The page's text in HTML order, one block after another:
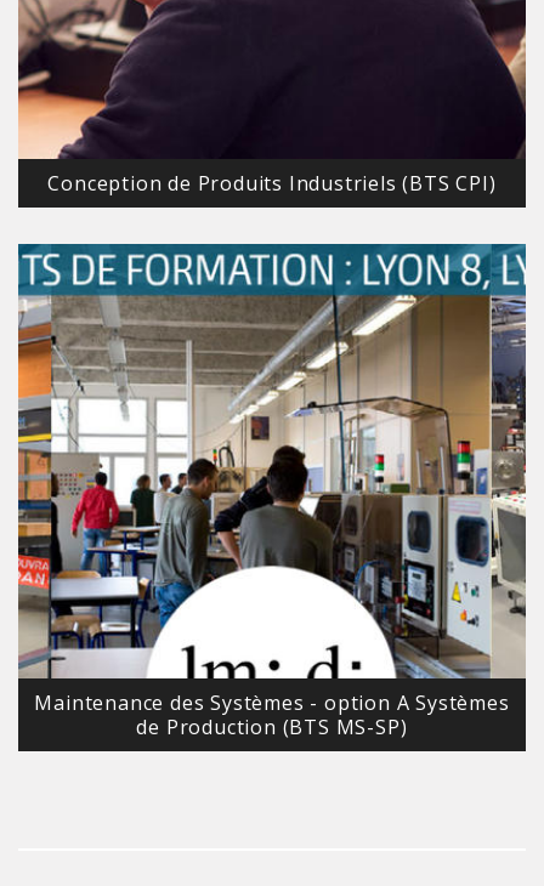
Conception de Produits Industriels (BTS CPI)
Maintenance des Systèmes - option A Systèmes
de Production (BTS MS-SP)